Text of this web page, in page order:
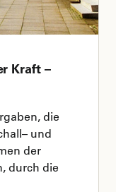
Kraft –
die
und
der
durch die